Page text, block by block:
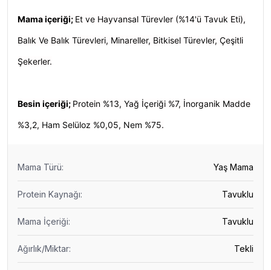
Mama içeriği; Et ve Hayvansal Türevler (%14'ü Tavuk Eti),
Balık Ve Balık Türevleri, Minareller, Bitkisel Türevler, Çeşitli
Şekerler.
Besin içeriği; Protein %13, Yağ İçeriği %7, İnorganik Madde
%3,2, Ham Selüloz %0,05, Nem %75.
Mama Türü: Yaş Mama
Protein Kaynağı: Tavuklu
Mama İçeriği: Tavuklu
Ağırlık/Miktar: Tekli